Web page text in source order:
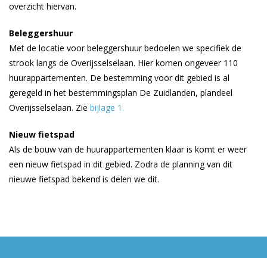
overzicht hiervan.
Beleggershuur
Met de locatie voor beleggershuur bedoelen we specifiek de
strook langs de Overijsselselaan. Hier komen ongeveer 110
huurappartementen. De bestemming voor dit gebied is al
geregeld in het bestemmingsplan De Zuidlanden, plandeel
Overijsselselaan. Zie bijlage 1.
Nieuw fietspad
Als de bouw van de huurappartementen klaar is komt er weer
een nieuw fietspad in dit gebied. Zodra de planning van dit
nieuwe fietspad bekend is delen we dit.